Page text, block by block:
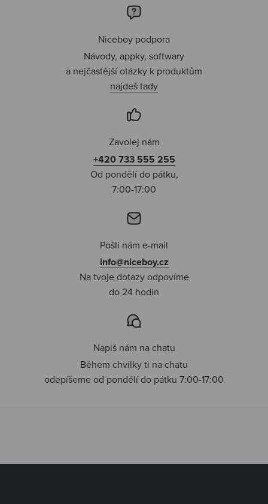
Niceboy podpora
Návody, appky, softwary
a nejčastější otázky k produktům
najdeš tady
Zavolej nám
+420 733 555 255
Od pondělí do pátku,
7:00-17:00
Pošli nám e-mail
info@niceboy.cz
Na tvoje dotazy odpovíme
do 24 hodin
Napiš nám na chatu
Během chvilky ti na chatu
odepíšeme od pondělí do pátku 7:00-17:00